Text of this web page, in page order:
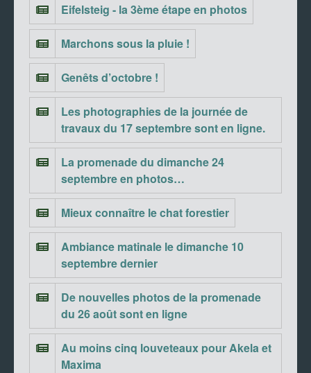
Eifelsteig - la 3ème étape en photos
Marchons sous la pluie !
Genêts d’octobre !
Les photographies de la journée de
travaux du 17 septembre sont en ligne.
La promenade du dimanche 24
septembre en photos…
Mieux connaître le chat forestier
Ambiance matinale le dimanche 10
septembre dernier
De nouvelles photos de la promenade
du 26 août sont en ligne
Au moins cinq louveteaux pour Akela et
Maxima